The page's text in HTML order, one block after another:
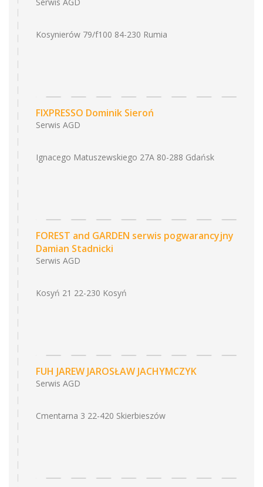
Kosynierów 79/f100 84-230 Rumia
FIXPRESSO Dominik Sieroń
Serwis AGD
Ignacego Matuszewskiego 27A 80-288 Gdańsk
FOREST and GARDEN serwis pogwarancyjny
Damian Stadnicki
Serwis AGD
Kosyń 21 22-230 Kosyń
FUH JAREW JAROSŁAW JACHYMCZYK
Serwis AGD
Cmentarna 3 22-420 Skierbieszów